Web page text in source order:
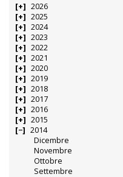
2026
2025
2024
2023
2022
2021
2020
2019
2018
2017
2016
2015
2014
Dicembre
Novembre
Ottobre
Settembre